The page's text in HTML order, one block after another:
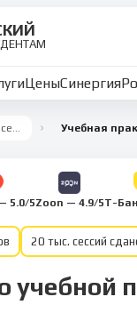
ЦеныСинергия
Все семестры
5.0/5Zoon — 4.9/5Т-
20 тыс. сессий
учебной